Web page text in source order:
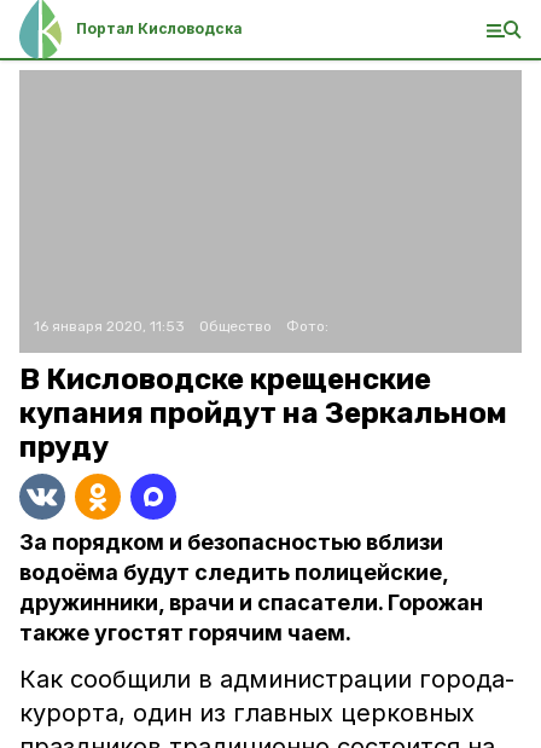
Портал Кисловодска
16 января 2020, 11:53 Общество Фото:
В Кисловодске крещенские
купания пройдут на Зеркальном
пруду
За порядком и безопасностью вблизи
водоёма будут следить полицейские,
дружинники, врачи и спасатели. Горожан
также угостят горячим чаем.
Как сообщили в администрации города-
курорта, один из главных церковных